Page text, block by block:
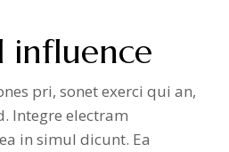
influence
pri, sonet exerci qui an,
Integre electram
in simul dicunt. Ea